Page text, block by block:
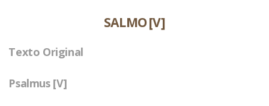
SALMO [V]
Texto Original
Psalmus [V]